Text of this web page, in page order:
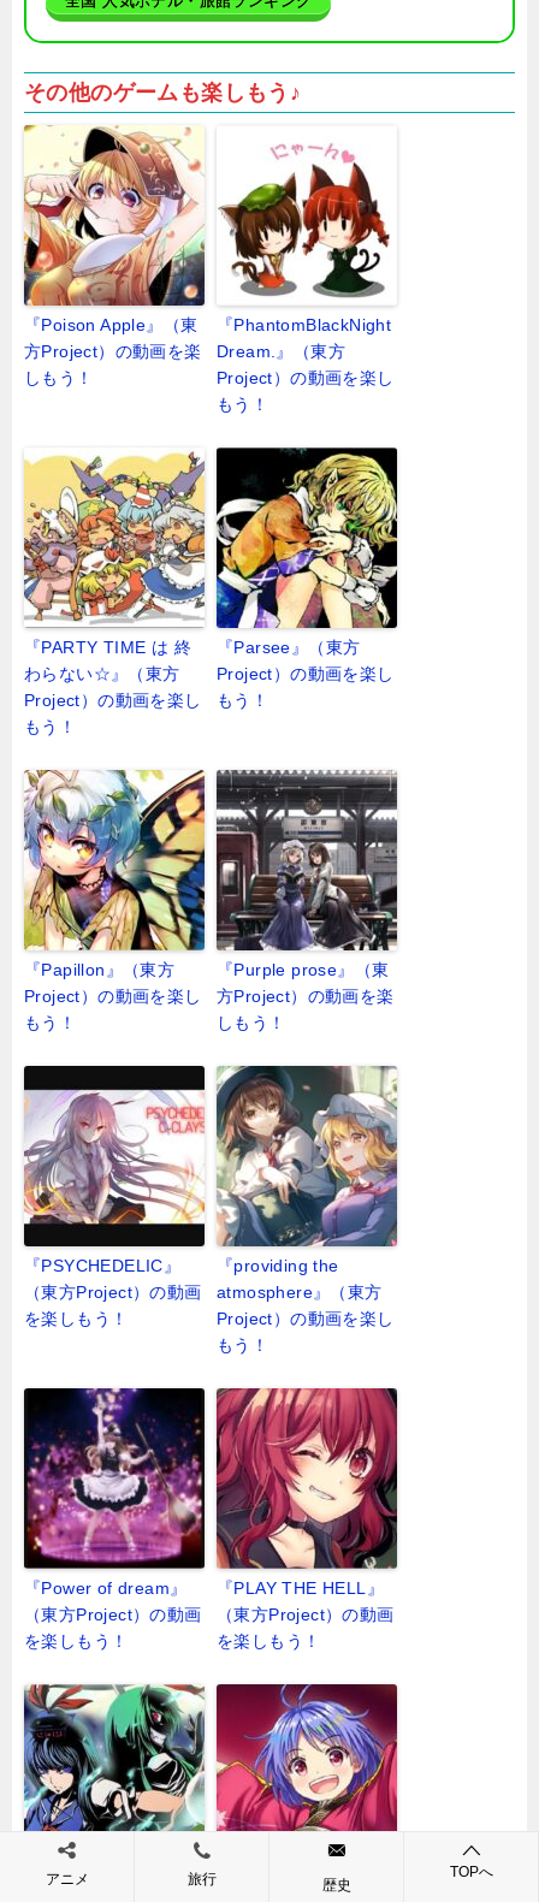
その他のゲームも楽しもう♪
『Poison Apple』（東
方Project）の動画を楽
しもう！
『PhantomBlackNight
Dream.』（東方
Project）の動画を楽し
もう！
『PARTY TIME は 終
わらない☆』（東方
Project）の動画を楽し
もう！
『Parsee』（東方
Project）の動画を楽し
もう！
『Papillon』（東方
Project）の動画を楽し
もう！
『Purple prose』（東
方Project）の動画を楽
しもう！
『PSYCHEDELIC』
（東方Project）の動画
を楽しもう！
『providing the
atmosphere』（東方
Project）の動画を楽し
もう！
『Power of dream』
（東方Project）の動画
を楽しもう！
『PLAY THE HELL』
（東方Project）の動画
を楽しもう！
『plainheart』（東方
『pierced the peace』
アニメ 旅行 歴史
TOPへ